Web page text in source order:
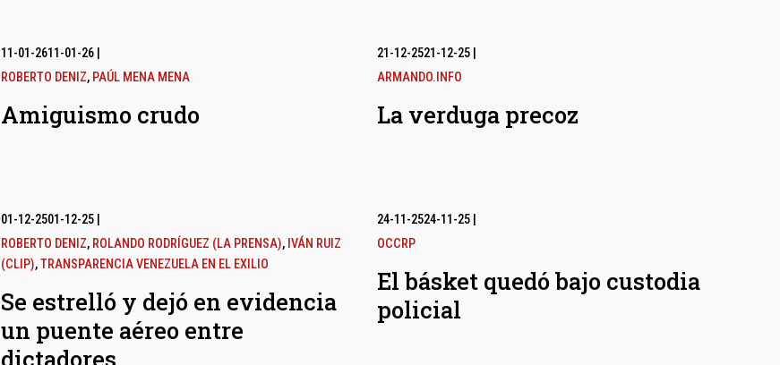
11-01-2611-01-26
ROBERTO DENIZ, PAÚL MENA MENA
Amiguismo crudo
21-12-2521-12-25|
ARMANDO.INFO
La verduga precoz
01-12-2501-12-25
ROBERTO DENIZ, ROLANDO RODRÍGUEZ (LA PRENSA), IVÁN RUIZ
(CLIP),TRANSPARENCIA VENEZUELA EN EL EXILIO
Se estrelló y dejó en evidencia
un puente aéreo entre
dictadores
24-11-2524-11-25|
OCCRP
El básket quedó bajo custodia
policial